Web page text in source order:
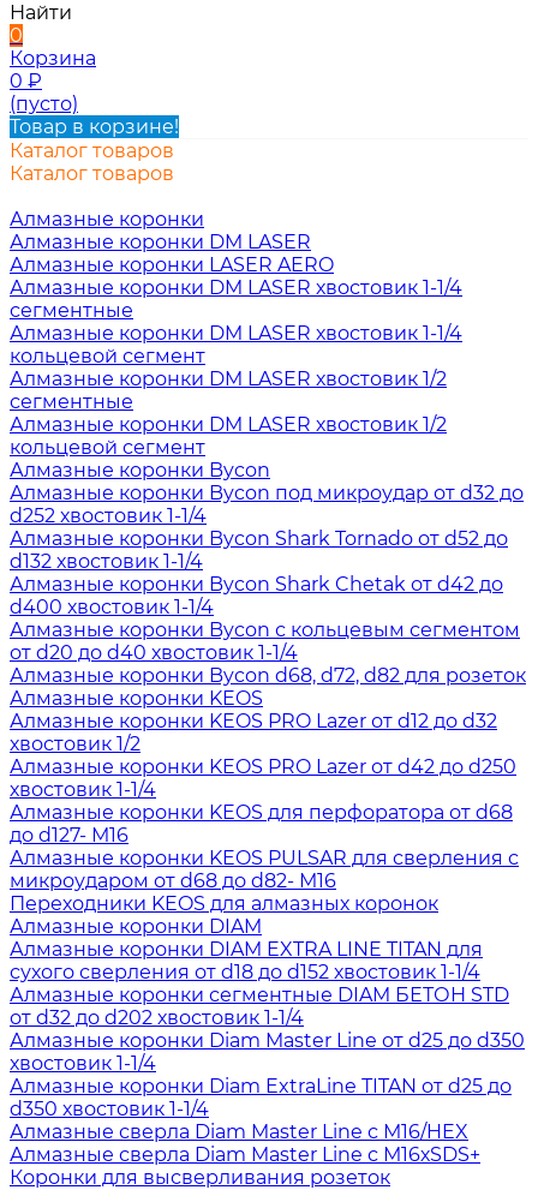
Найти
0
Корзина
0 ₽
(пусто)
Товар в корзине!
Каталог товаров
Каталог товаров
Алмазные коронки
Алмазные коронки DM LASER
Алмазные коронки LASER AERO
Алмазные коронки DM LASER хвостовик 1-1/4
сегментные
Алмазные коронки DM LASER хвостовик 1-1/4
кольцевой сегмент
Алмазные коронки DM LASER хвостовик 1/2
сегментные
Алмазные коронки DM LASER хвостовик 1/2
кольцевой сегмент
Алмазные коронки Bycon
Алмазные коронки Bycon под микроудар от d32 до
d252 хвостовик 1-1/4
Алмазные коронки Bycon Shark Tornado от d52 до
d132 хвостовик 1-1/4
Алмазные коронки Bycon Shark Chetak от d42 до
d400 хвостовик 1-1/4
Алмазные коронки Bycon с кольцевым сегментом
от d20 до d40 хвостовик 1-1/4
Алмазные коронки Bycon d68, d72, d82 для розеток
Алмазные коронки KEOS
Алмазные коронки KEOS PRO Lazer от d12 до d32
хвостовик 1/2
Алмазные коронки KEOS PRO Lazer от d42 до d250
хвостовик 1-1/4
Алмазные коронки KEOS для перфоратора от d68
до d127- М16
Алмазные коронки KEOS PULSAR для сверления с
микроударом от d68 до d82- М16
Переходники KEOS для алмазных коронок
Алмазные коронки DIAM
Алмазные коронки DIAM EXTRA LINE TITAN для
сухого сверления от d18 до d152 хвостовик 1-1/4
Алмазные коронки сегментные DIAM БЕТОН STD
от d32 до d202 хвостовик 1-1/4
Алмазные коронки Diam Master Line от d25 до d350
хвостовик 1-1/4
Алмазные коронки Diam ExtraLine ТITAN от d25 до
d350 хвостовик 1-1/4
Алмазные сверла Diam Master Line с М16/HEX
Алмазные сверла Diam Master Line с М16хSDS+
Коронки для высверливания розеток